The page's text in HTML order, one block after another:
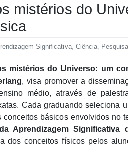
mistérios do
Significativa, Ciência,
mistérios do Universo: um
, visa promover a
médio, através de
Cada graduando seleciona
básicos envolvidos no
Aprendizagem Significativa
dos conceitos físicos pelos